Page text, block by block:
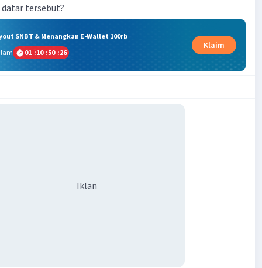
tersebut?
SNBT & Menangkan E-Wallet 100rb
01 :10 :50 :25
Klaim
Iklan